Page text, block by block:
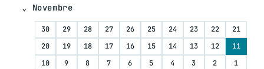
Novembre
30 29 28 27 26 25 24 23 22
21
20
19 18 17 16 15 14 13 12
11
10
9 8 7 6 5 4 3 2 1